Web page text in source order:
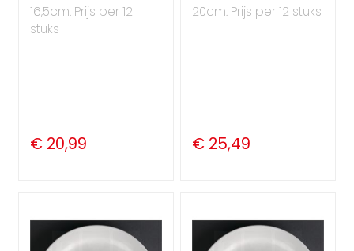
16,5cm. Prijs per 12
stuks
€ 20,99
20cm. Prijs per 12 stuks
€ 25,49